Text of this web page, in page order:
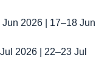
2026 | 17–18 Jun
2026 | 22–23 Jul